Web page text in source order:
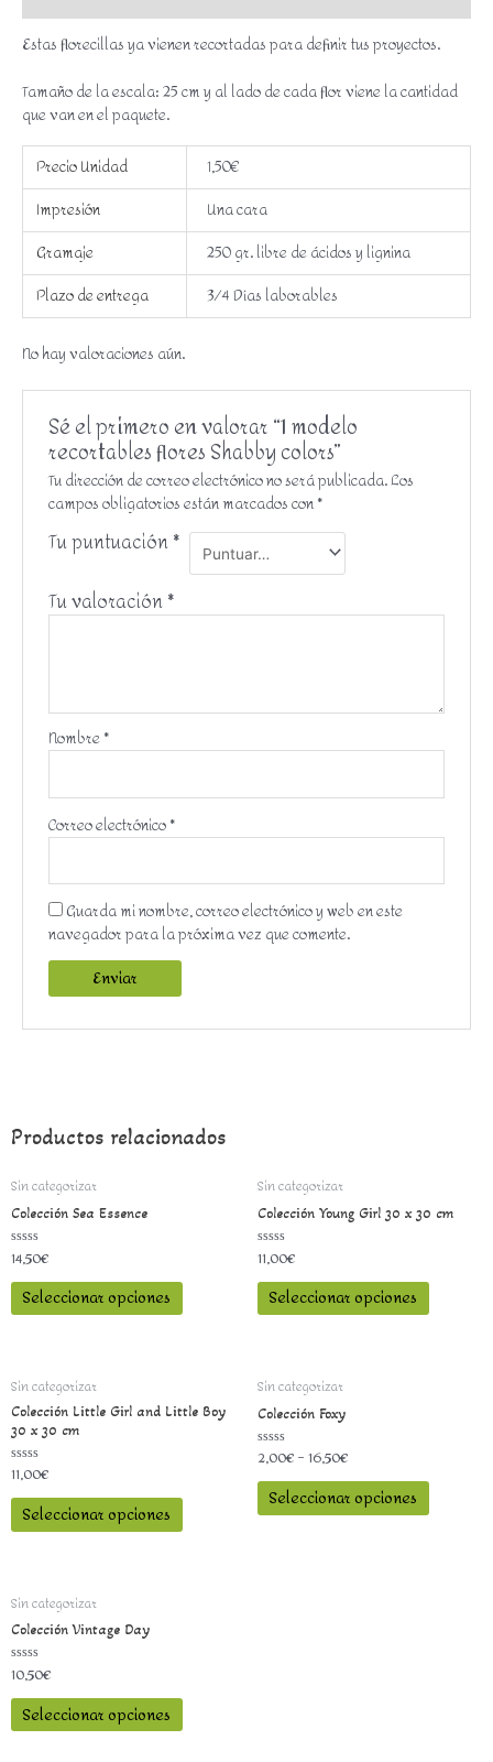
Estas florecillas ya vienen recortadas para definir tus proyectos.
Tamaño de la escala: 25 cm y al lado de cada flor viene la cantidad
que van en el paquete.
Precio Unidad
1,50€
Impresión
Una cara
Gramaje
250 gr. libre de ácidos y lignina
Plazo de entrega
3/4 Días laborables
No hay valoraciones aún.
Sé el primero en valorar “1 modelo
recortables flores Shabby colors”
Tu dirección de correo electrónico no será publicada.Los
campos obligatorios están marcados con*
Tu puntuación*
Tu valoración*
Nombre*
Correo electrónico*
Guarda mi nombre, correo electrónico y web en este
navegador para la próxima vez que comente.
Productos relacionados
Sin categorizar
Colección Sea Essence
Valorado
con
0
14,50€
Seleccionar opciones
Sin categorizar
Colección Young Girl 30 x 30 cm
Valorado
con
0
11,00€
Seleccionar opciones
Sin categorizar
Colección Little Girl and Little Boy
30 x 30 cm
Valorado
con
0
11,00€
Seleccionar opciones
Sin categorizar
Colección Foxy
Valorado
con
0
2,00€–16,50€
Seleccionar opciones
Sin categorizar
Colección Vintage Day
Valorado
con
0
10,50€
Seleccionar opciones